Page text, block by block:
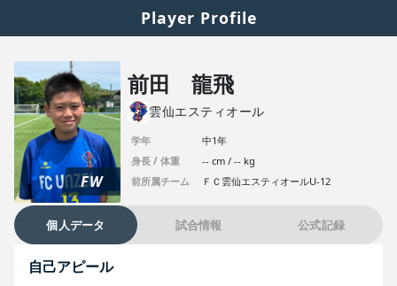
Player Profile
FW
前田 龍飛
雲仙エスティオール
学年
中1年
身長 / 体重
-- cm / -- kg
前所属チーム
ＦＣ雲仙エスティオールU-12
個人データ 試合情報 公式記録
自己アピール